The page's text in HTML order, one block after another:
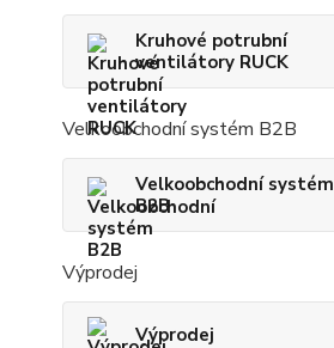
Kruhové potrubní
ventilátory RUCK
Velkoobchodní systém B2B
Velkoobchodní systém
B2B
Výprodej
Výprodej